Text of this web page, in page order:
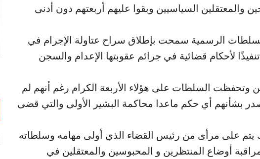
والمعتقلين السياسيين وبقوا عليهم أربعتهم دون أدنى
الرسمية سمحت بإطلاق سراح عتاولة الإجرام في
لأحكام قضائية في جرائم عقوبتها الإعدام والسجن
وتحفظت السلطات على هؤلاء الأربعة الكرام رغم أنهم لم
بشأنهم أي حكم ماعدا محاكمة البشير الأولى والتي قضى
يتم على مرأى من رئيس القضاء الذي أولى مهامه وسلطاته
أوضاع المنتظرين و المحبوسين والمعتقلين في